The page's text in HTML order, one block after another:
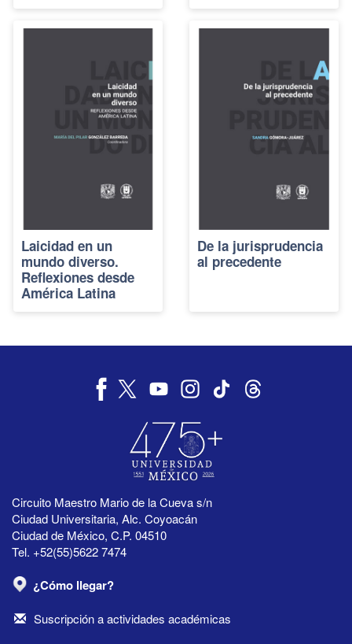
Laicidad en un
mundo diverso.
Reflexiones desde
América Latina
De la jurisprudencia
al precedente
Circuito Maestro Mario de la Cueva s/n
Ciudad Universitaria, Alc. Coyoacán
Ciudad de México, C.P. 04510
Tel. +52(55)5622 7474
¿Cómo llegar?
Suscripción a actividades académicas